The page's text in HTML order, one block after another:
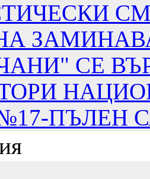
СЕ
ПЪЛЕН